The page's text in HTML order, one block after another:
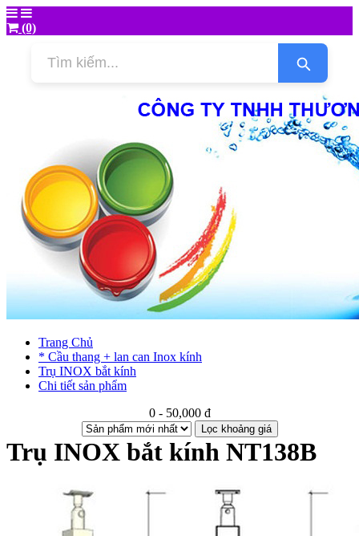
(0)
Trang Chủ
* Cầu thang + lan can Inox kính
Trụ INOX bắt kính
Chi tiết sản phẩm
0 - 50,000 đ
Lọc khoảng giá
Trụ INOX bắt kính NT138B